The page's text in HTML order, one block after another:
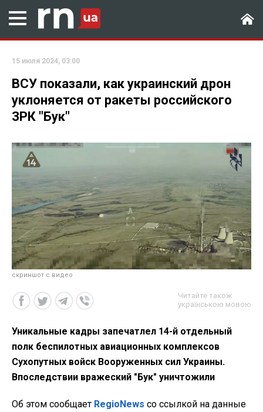
15 июля 2024, 03:00
ВСУ показали, как украинский дрон
уклоняется от ракеты российского
ЗРК "Бук"
скриншот с видео
Читайте також
українською мовою
Уникальные кадры запечатлел 14-й отдельный
полк беспилотных авиационных комплексов
Сухопутных войск Вооруженных сил Украины.
Впоследствии вражеский "Бук" уничтожили
Об этом сообщает RegioNews со ссылкой на данные